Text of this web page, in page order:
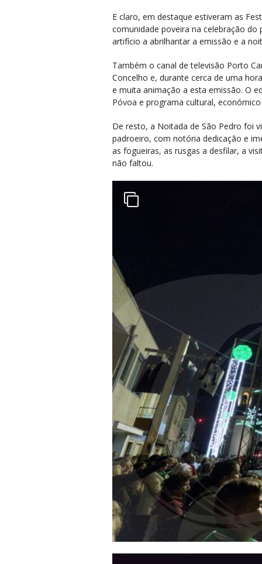
E claro, em destaque estiveram as
comunidade poveira na celebração
artifício a abrilhantar a emissão e a
Também o canal de televisão Porto
Concelho e, durante cerca de uma
e muita animação a esta emissão. O
Póvoa e programa cultural,
De resto, a Noitada de São Pedro foi
padroeiro, com notória dedicação e
as fogueiras, as rusgas a desfilar, a
não faltou.